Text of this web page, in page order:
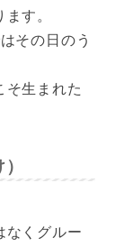
す。
その日のう
そ生まれた
なくグルー